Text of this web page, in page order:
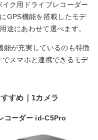
ク用ドライブレコーダー
GPS機能を搭載したモデ
途にあわせて選べます。
能が充実しているのも特徴
スマホと連携できるモデ
すめ｜1カメラ
コーダー id-C5Pro